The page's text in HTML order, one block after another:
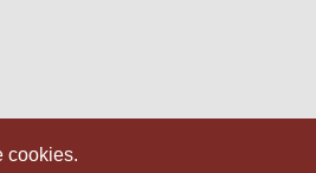
cookies.